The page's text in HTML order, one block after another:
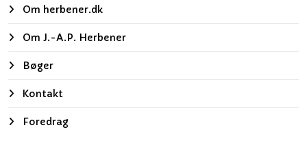
Om herbener.dk
Om J.-A.P. Herbener
Bøger
Kontakt
Foredrag